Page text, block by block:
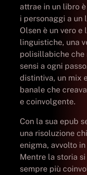
attrae in un libro
i personaggi a un
Olsen è un vero
linguistiche, una
polisillabiche che
sensi a ogni
distintiva, un mix
banale che
e coinvolgente.
Con la sua epub
una risoluzione
enigma, avvolto
Mentre la storia
sempre più